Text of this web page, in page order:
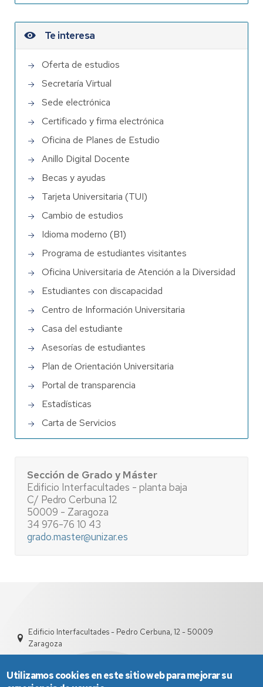
Te interesa
Oferta de estudios
Secretaría Virtual
Sede electrónica
Certificado y firma electrónica
Oficina de Planes de Estudio
Anillo Digital Docente
Becas y ayudas
Tarjeta Universitaria (TUI)
Cambio de estudios
Idioma moderno (B1)
Programa de estudiantes visitantes
Oficina Universitaria de Atención a la Diversidad
Estudiantes con discapacidad
Centro de Información Universitaria
Casa del estudiante
Asesorías de estudiantes
Plan de Orientación Universitaria
Portal de transparencia
Estadísticas
Carta de Servicios
Sección de Grado y Máster
Edificio Interfacultades - planta baja
C/ Pedro Cerbuna 12
50009 - Zaragoza
34 976-76 10 43
grado.master@unizar.es
Edificio Interfacultades - Pedro Cerbuna, 12 - 50009
Zaragoza
Utilizamos cookies en este sitio web para mejorar su